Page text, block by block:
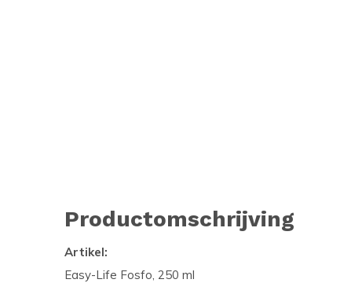
Productomschrijving
Artikel:
Easy-Life Fosfo, 250 ml